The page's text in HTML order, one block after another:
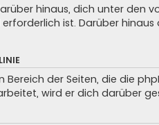
hinaus, dich unter den
ist. Darüber
Bereich der Seiten, die die
wird er dich darüber